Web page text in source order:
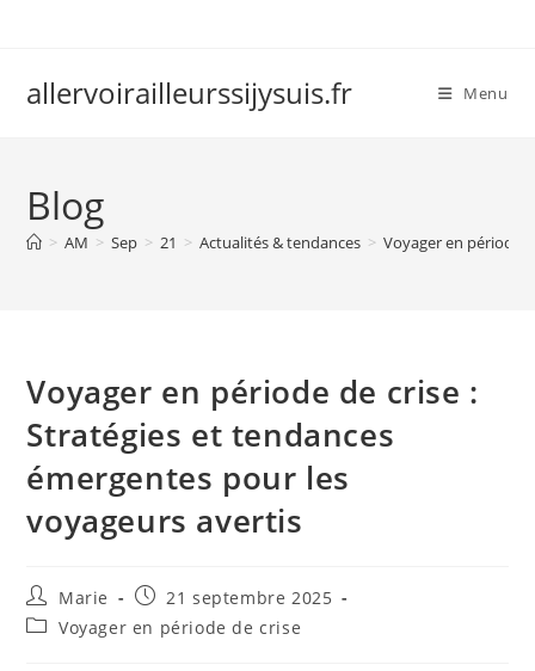
allervoirailleurssijysuis.fr Menu
Blog
> AM > Sep > 21 > Actualités & tendances > Voyager en période
Voyager en période de crise :
Stratégies et tendances
émergentes pour les
voyageurs avertis
Auteur/autrice
de
la
Marie
Publication
publiée :
21 septembre 2025
PostVoyager en période de crise